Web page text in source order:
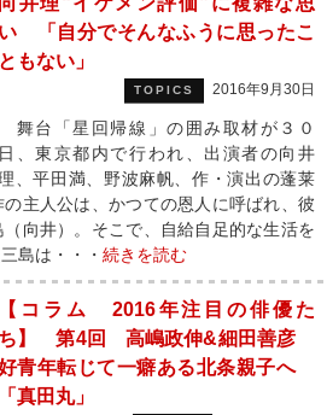
い 「自分でそんなふうに思ったこ
ともない」
TOPICS 2016年9月30日
舞台「星回帰線」の囲み取材が３０
日、東京都内で行われ、出演者の向井
、平田満、野波麻帆、作・演出の蓬莱
主人公は、かつての恩人に呼ばれ、彼
向井）。そこで、自給自足的な生活を
島は・・・ 続きを読む
【コラム 2016年注目の俳優た
ち】 第4回 高嶋政伸&細田善彦
青年転じて一癖ある北条親子へ
「真田丸」